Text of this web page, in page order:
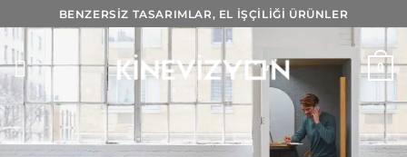
atla
BENZERSİZ TASARIMLAR, EL İŞÇİLİĞİ ÜRÜNLER
0